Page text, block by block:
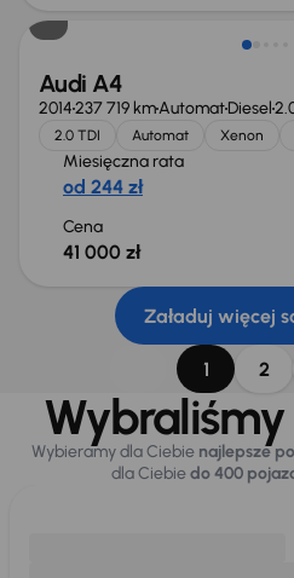
Audi A4
2014237 719 kmAutomatDiesel
2.0 TDI Automat Xenon
Miesięczna rata
od 244 zł
Cena
41 000 zł
Załaduj więcej
1 2
Wybieramy dla Ciebie najlepsze
dla Ciebiedo 400